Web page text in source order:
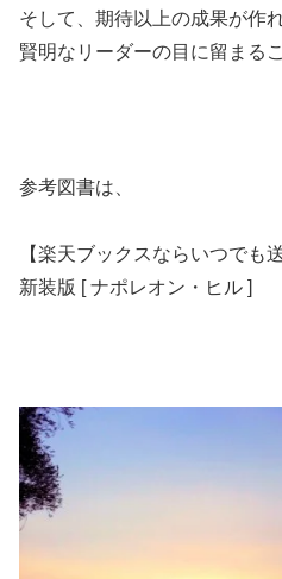
そして、期待以上の成果が作
賢明なリーダーの目に留まる
参考図書は、
【楽天ブックスならいつでも
新装版 [ ナポレオン・ヒル ]